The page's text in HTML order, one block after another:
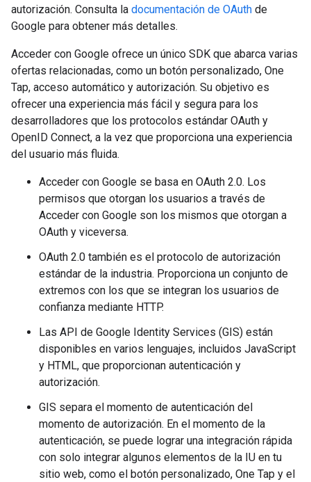
autorización. Consulta la documentación de OAuth de
Google para obtener más detalles.
Acceder con Google ofrece un único SDK que abarca varias
ofertas relacionadas, como un botón personalizado, One
Tap, acceso automático y autorización. Su objetivo es
ofrecer una experiencia más fácil y segura para los
desarrolladores que los protocolos estándar OAuth y
OpenID Connect, a la vez que proporciona una experiencia
del usuario más fluida.
Acceder con Google se basa en OAuth 2.0. Los
permisos que otorgan los usuarios a través de
Acceder con Google son los mismos que otorgan a
OAuth y viceversa.
OAuth 2.0 también es el protocolo de autorización
estándar de la industria. Proporciona un conjunto de
extremos con los que se integran los usuarios de
confianza mediante HTTP.
Las API de Google Identity Services (GIS) están
disponibles en varios lenguajes, incluidos JavaScript
y HTML, que proporcionan autenticación y
autorización.
GIS separa el momento de autenticación del
momento de autorización. En el momento de la
autenticación, se puede lograr una integración rápida
con solo integrar algunos elementos de la IU en tu
sitio web, como el botón personalizado, One Tap y el